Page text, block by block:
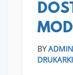
BYADMIN